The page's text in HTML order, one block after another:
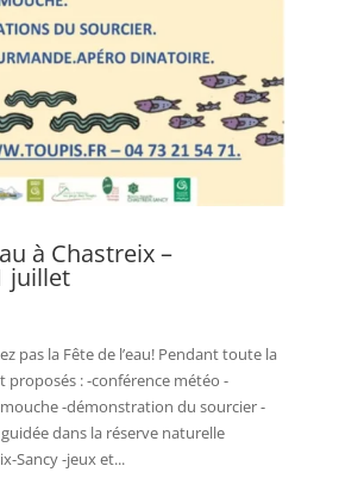
à Chastreix –
juillet
pas la Fête de l’eau! Pendant toute la
proposés : -conférence météo -
-démonstration du sourcier -
dans la réserve naturelle
Sancy -jeux et...